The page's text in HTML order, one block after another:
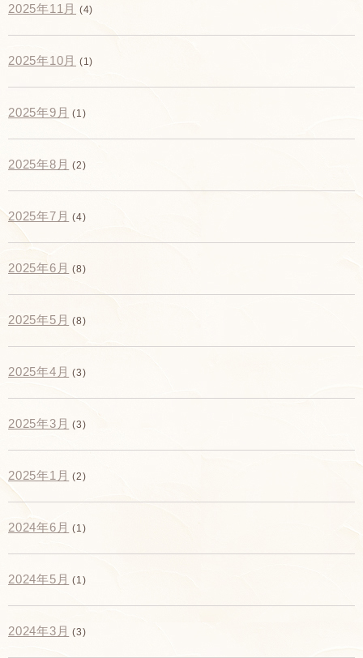
2025年11月 (4)
2025年10月 (1)
2025年9月 (1)
2025年8月 (2)
2025年7月 (4)
2025年6月 (8)
2025年5月 (8)
2025年4月 (3)
2025年3月 (3)
2025年1月 (2)
2024年6月 (1)
2024年5月 (1)
2024年3月 (3)